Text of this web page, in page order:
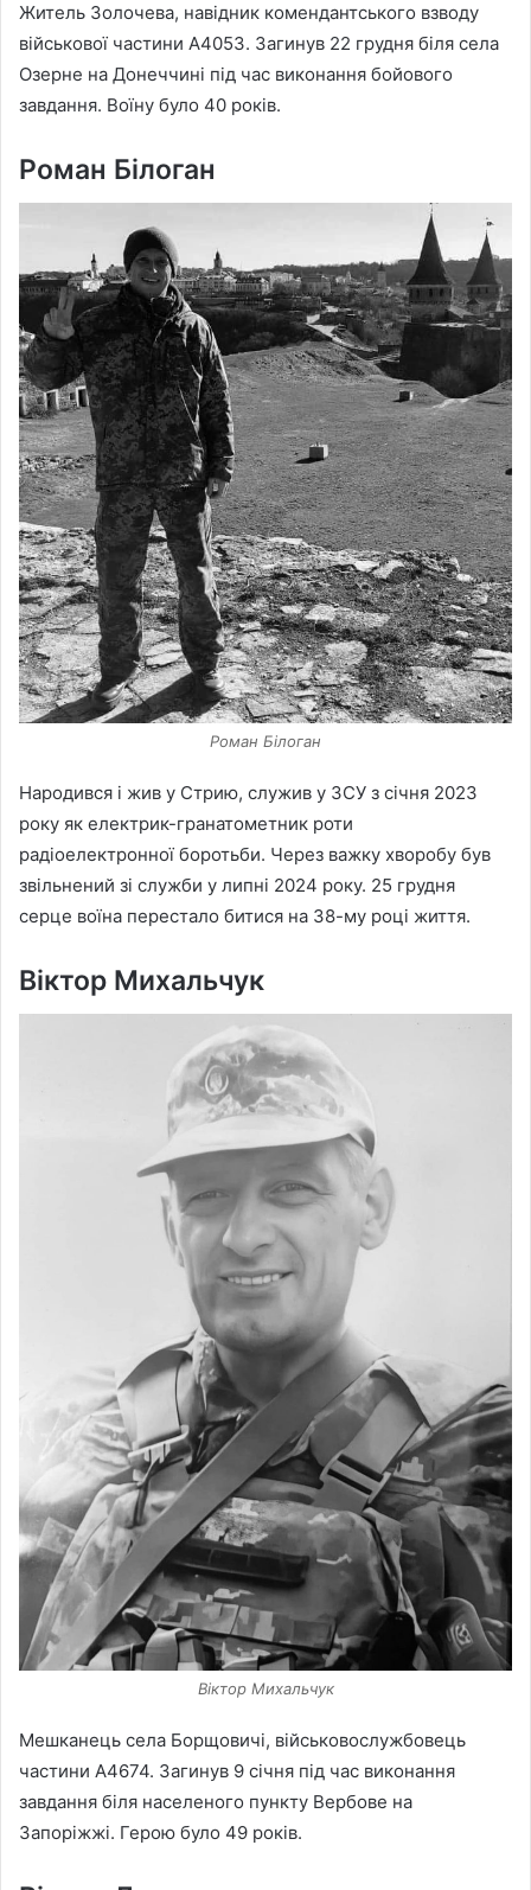
Житель Золочева, навідник комендантського взводу
військової частини А4053. Загинув 22 грудня біля села
Озерне на Донеччині під час виконання бойового
завдання. Воїну було 40 років.
Роман Білоган
Роман Білоган
Народився і жив у Стрию, служив у ЗСУ з січня 2023
року як електрик-гранатометник роти
радіоелектронної боротьби. Через важку хворобу був
звільнений зі служби у липні 2024 року. 25 грудня
серце воїна перестало битися на 38-му році життя.
Віктор Михальчук
Віктор Михальчук
Мешканець села Борщовичі, військовослужбовець
частини А4674. Загинув 9 січня під час виконання
завдання біля населеного пункту Вербове на
Запоріжжі. Герою було 49 років.